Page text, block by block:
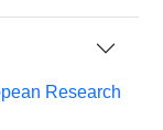
Research